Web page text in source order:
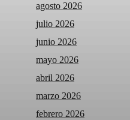
agosto 2026
julio 2026
junio 2026
mayo 2026
abril 2026
marzo 2026
febrero 2026